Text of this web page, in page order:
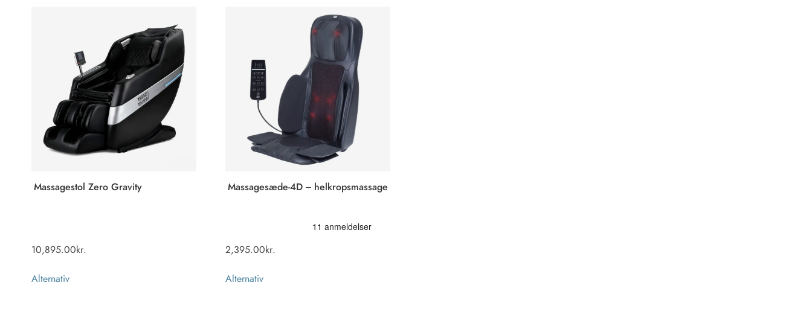
Massagestol Zero Gravity
10,895.00kr.
Alternativ
Massagesæde-4D – helkropsmassage
2,395.00kr.
Alternativ